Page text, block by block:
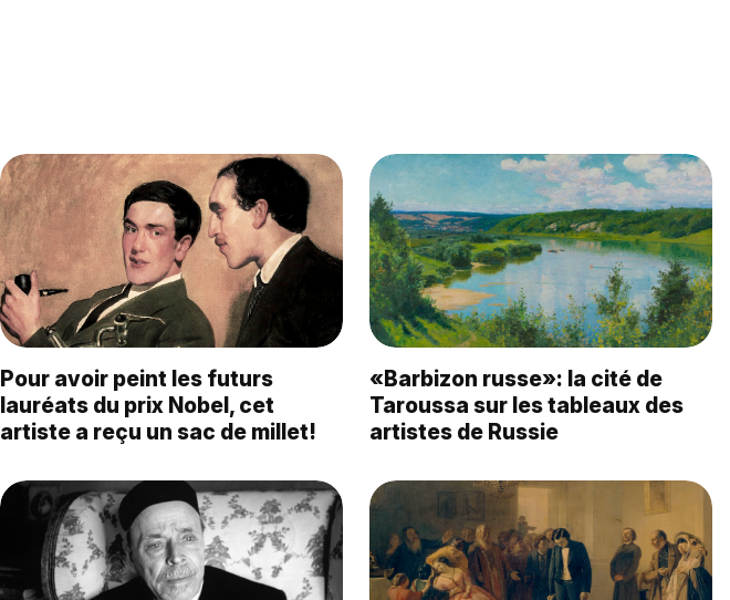
Pour avoir peint les futurs
lauréats du prix Nobel, cet
artiste a reçu un sac de millet!
«Barbizon russe»: la cité de
Taroussa sur les tableaux des
artistes de Russie